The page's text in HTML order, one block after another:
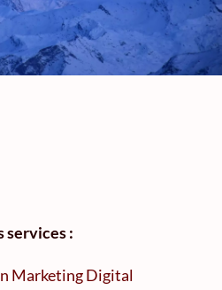
services :
Marketing Digital